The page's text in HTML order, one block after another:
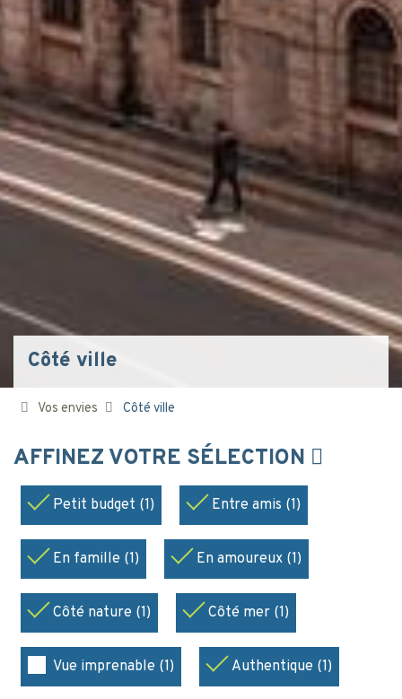
Côté ville
Vos envies Côté ville
AFFINEZ VOTRE SÉLECTION
Petit budget (1) Entre amis (1)
En famille (1) En amoureux (1)
Côté nature (1) Côté mer (1)
Vue imprenable (1) Authentique (1)